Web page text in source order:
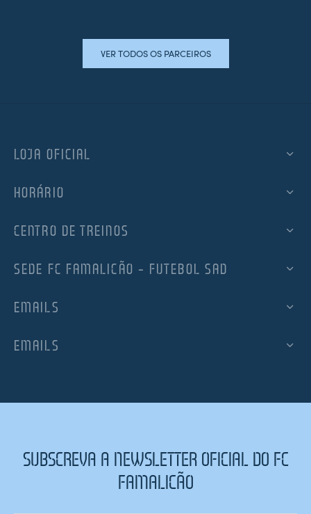
VER TODOS OS PARCEIROS
LOJA OFICIAL
HORÁRIO
CENTRO DE TREINOS
SEDE FC FAMALICÃO – FUTEBOL SAD
EMAILS
EMAILS
SUBSCREVA A NEWSLETTER OFICIAL DO FC
FAMALICÃO